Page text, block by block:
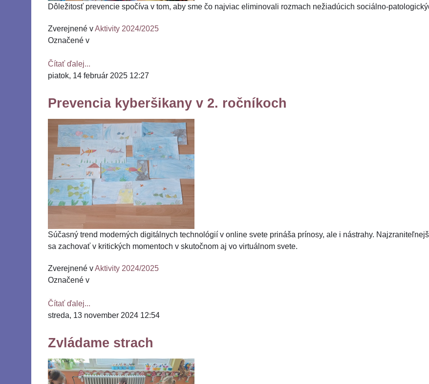
Dôležitosť prevencie spočíva v tom, aby sme čo najviac eliminovali rozmach nežiadúcich sociálno-
Zverejnené vAktivity 2024/2025
Označené v
Čítať ďalej...
piatok, 14 február 2025 12:27
Prevencia kyberšikany v 2. ročníkoch
Súčasný trend moderných digitálnych technológií v online svete prináša prínosy, ale i nástrahy.
sa zachovať v kritických momentoch v skutočnom aj vo virtuálnom svete.
Zverejnené vAktivity 2024/2025
Označené v
Čítať ďalej...
streda, 13 november 2024 12:54
Zvládame strach